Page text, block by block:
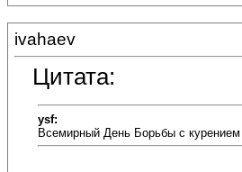
ivahaev
Цитата:
ysf:
Всемирный День Борьбы с курением